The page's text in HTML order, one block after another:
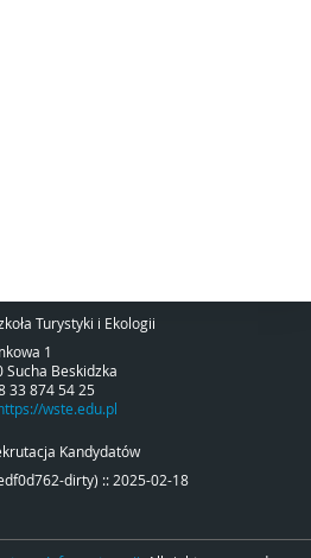
Turystyki i Ekologii
1
Sucha Beskidzka
33 874 54 25
wste.edu.pl
Kandydatów
dirty) :: 2025-02-18